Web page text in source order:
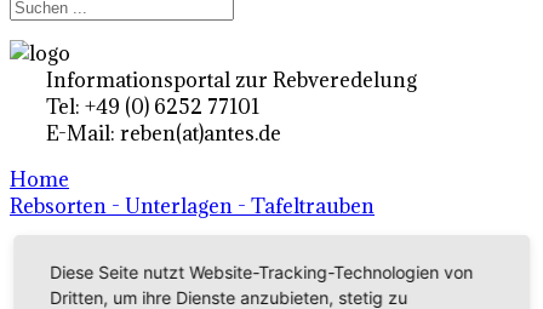
Informationsportal zur Rebveredelung
Tel: +49 (0) 6252 77101
E-Mail: reben(at)antes.de
Home
Rebsorten - Unterlagen - Tafeltrauben
Ertragsrebsorten A-Z
Diese Seite nutzt Website-Tracking-Technologien von
Dritten, um ihre Dienste anzubieten, stetig zu